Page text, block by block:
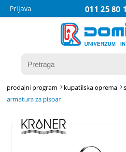
011 25 80
Prijava
prodajni program kupatilska oprema
armatura za pisoar